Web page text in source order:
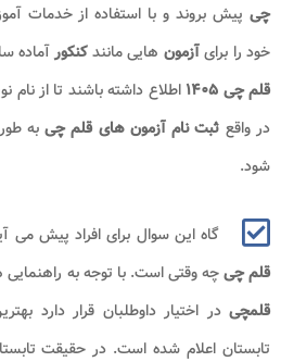
چی پیش بروند و با استفاده از خدمات
خود را برایآزمون هایی مانندکنکورآماده
قلم چی ۱۴۰۵
اطلاع داشته باشند تا از
در واقع ثبت نام آزمون های قلم چیبه
شود.
گاه این سوال برای افراد پیش می
قلم چیچه وقتی است. با توجه به
قلمچیدر اختیار داوطلبان قرار دارد
تابستان اعلام شده است. در حقیقت